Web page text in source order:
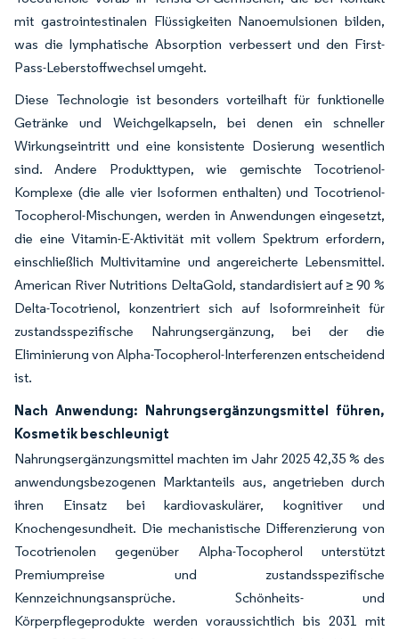
mit gastrointestinalen Flüssigkeiten Nanoemulsionen bilden,
was die lymphatische Absorption verbessert und den First-
Pass-Leberstoffwechsel umgeht.
Diese Technologie ist besonders vorteilhaft für funktionelle
Getränke und Weichgelkapseln, bei denen ein schneller
Wirkungseintritt und eine konsistente Dosierung wesentlich
sind. Andere Produkttypen, wie gemischte Tocotrienol-
Komplexe (die alle vier Isoformen enthalten) und Tocotrienol-
Tocopherol-Mischungen, werden in Anwendungen eingesetzt,
die eine Vitamin-E-Aktivität mit vollem Spektrum erfordern,
einschließlich Multivitamine und angereicherte Lebensmittel.
American River Nutritions DeltaGold, standardisiert auf ≥ 90 %
Delta-Tocotrienol, konzentriert sich auf Isoformreinheit für
zustandsspezifische Nahrungsergänzung, bei der die
Eliminierung von Alpha-Tocopherol-Interferenzen entscheidend
ist.
Nach Anwendung: Nahrungsergänzungsmittel führen,
Kosmetik beschleunigt
Nahrungsergänzungsmittel machten im Jahr 2025 42,35 % des
anwendungsbezogenen Marktanteils aus, angetrieben durch
ihren Einsatz bei kardiovaskulärer, kognitiver und
Knochengesundheit. Die mechanistische Differenzierung von
Tocotrienolen gegenüber Alpha-Tocopherol unterstützt
Premiumpreise und zustandsspezifische
Kennzeichnungsansprüche. Schönheits- und
Körperpflegeprodukte werden voraussichtlich bis 2031 mit